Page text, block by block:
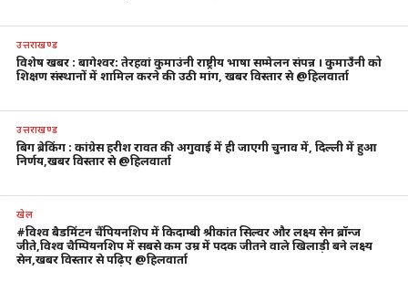
उत्तराखण्ड
विशेष खबर : बागेश्वर: तेरहवां कुमाउंनी राष्ट्रीय भाषा सम्मेलन संपन्न । कुमाउँनी को
शिक्षण संस्थानों में शामिल करने की उठी मांग, खबर विस्तार से @हिलवार्ता
उत्तराखण्ड
बिग ब्रेकिंग : कांग्रेस हरीश रावत की अगुवाई में ही जाएगी चुनाव में, दिल्ली में हुआ
निर्णय,खबर विस्तार से @हिलवार्ता
खेल
#विश्व बैडमिंटन चैंपियनशिप में किदाम्बी श्रीकांत सिल्वर और लक्ष्य सेन ब्रॉन्ज
जीते,विश्व चैम्पियनशिप में सबसे कम उम्र में पदक जीतने वाले खिलाड़ी बने लक्ष्य
सेन,खबर विस्तार से पढ़िए @हिलवार्ता